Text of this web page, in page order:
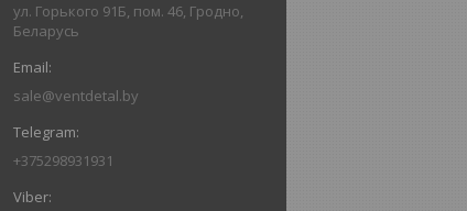
ул. Горького 91Б, пом. 46, Гродно,
Беларусь
sale@ventdetal.by
+375298931931